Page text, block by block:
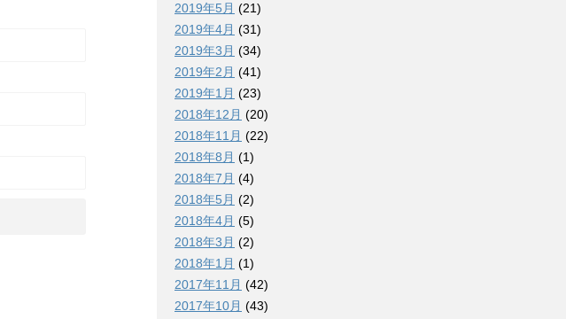
2019年5月 (21)
2019年4月 (31)
2019年3月 (34)
2019年2月 (41)
2019年1月 (23)
2018年12月 (20)
2018年11月 (22)
2018年8月 (1)
2018年7月 (4)
2018年5月 (2)
2018年4月 (5)
2018年3月 (2)
2018年1月 (1)
2017年11月 (42)
2017年10月 (43)